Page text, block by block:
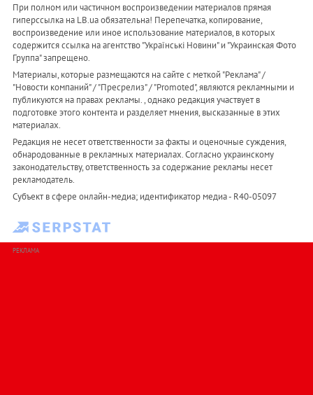
При полном или частичном воспроизведении материалов прямая
гиперссылка на LB.ua обязательна! Перепечатка, копирование,
воспроизведение или иное использование материалов, в которых
содержится ссылка на агентство "Українськi Новини" и "Украинская Фото
Группа" запрещено.
Материалы, которые размещаются на сайте с меткой "Реклама" /
"Новости компаний" / "Пресрелиз" / "Promoted", являются рекламными и
публикуются на правах рекламы. , однако редакция участвует в
подготовке этого контента и разделяет мнения, высказанные в этих
материалах.
Редакция не несет ответственности за факты и оценочные суждения,
обнародованные в рекламных материалах. Согласно украинскому
законодательству, ответственность за содержание рекламы несет
рекламодатель.
Субъект в сфере онлайн-медиа; идентификатор медиа - R40-05097
РЕКЛАМА